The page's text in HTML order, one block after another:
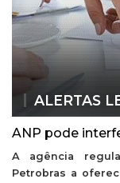
ALERTAS
ANP pode
A agência
Petrobras a